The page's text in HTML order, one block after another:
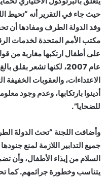
حيث جاء في التقرير أنه “تحيط
وفد الدولة الطرف ومفادها أن
مكتب الأمم المتحدة لخدمات
على أطفال ارتكبها مغاربة من
عام 2007، لكنها تشعر
الاعتداءات، والعقوبات
أدينوا بارتكابها، وعدم وجود
للضحايا”.
وأضافت اللجنة “تحث الدولةَ
جميع التدابير اللازمة لمنع
السلام من إيذاء الأطفال، وأن
يتناسب وخطورة جرائمهم. كما